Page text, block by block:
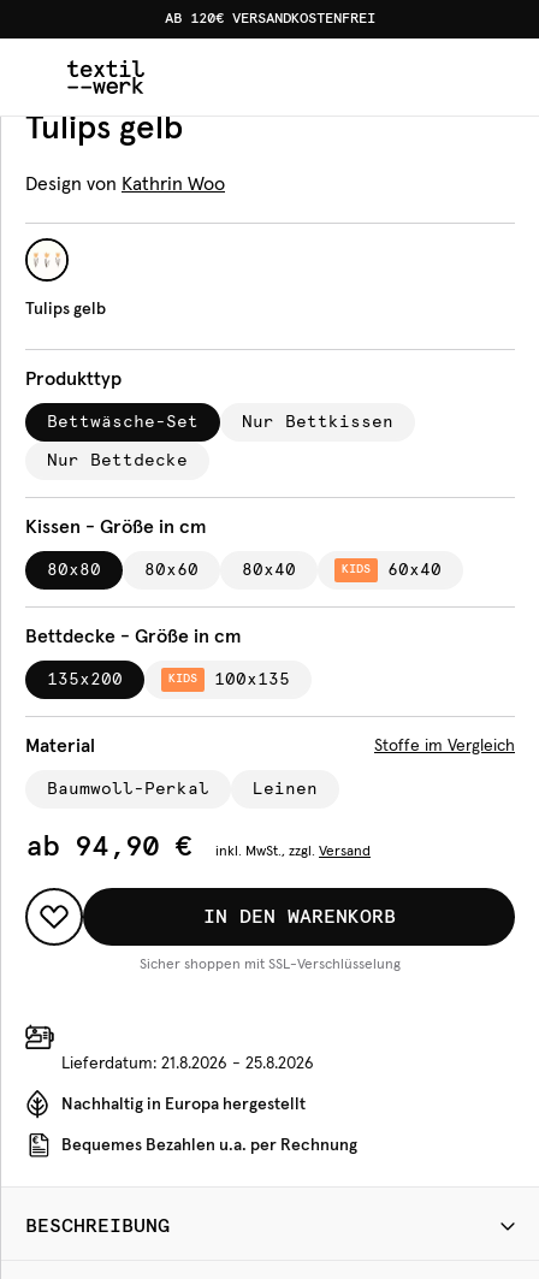
AB 120€ VERSANDKOSTENFREI
Produkte Bettwäsche Tulips gelb
Bettwäsche
Tulips gelb
Design von Kathrin Woo
Tulips gelb
Produkttyp
Bettwäsche-Set Nur Bettkissen
Nur Bettdecke
Kissen - Größe in cm
80x80 80x60 80x40 KIDS 60x40
Bettdecke - Größe in cm
135x200 KIDS 100x135
Material Stoffe im Vergleich
Baumwoll-Perkal Leinen
ab 94,90 € inkl. MwSt., zzgl. Versand
IN DEN WARENKORB
Sicher shoppen mit SSL-Verschlüsselung
Lieferdatum: 21.8.2026 - 25.8.2026
Nachhaltig in Europa hergestellt
Bequemes Bezahlen u.a. per Rechnung
BESCHREIBUNG